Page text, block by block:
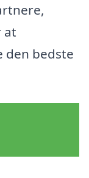
at
den bedste